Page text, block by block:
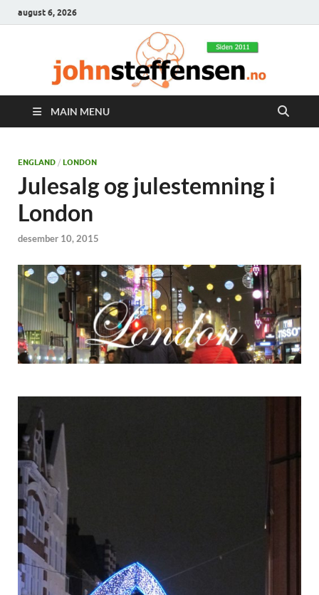
august 6, 2026
MAIN MENU
ENGLAND / LONDON
Julesalg og julestemning i
London
desember 10, 2015